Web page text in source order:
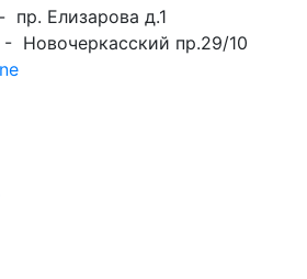
- пр. Елизарова д.1
- Новочеркасский пр.29/10